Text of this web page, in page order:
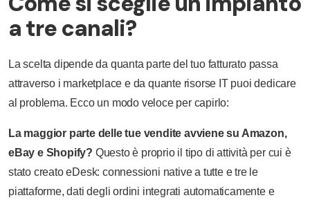
a tre canali?
La scelta dipende da quanta parte del tuo fatturato passa
attraverso i marketplace e da quante risorse IT puoi dedicare
al problema. Ecco un modo veloce per capirlo:
La maggior parte delle tue vendite avviene su Amazon,
eBay e Shopify? Questo è proprio il tipo di attività per cui è
stato creato eDesk: connessioni native a tutte e tre le
piattaforme, dati degli ordini integrati automaticamente e